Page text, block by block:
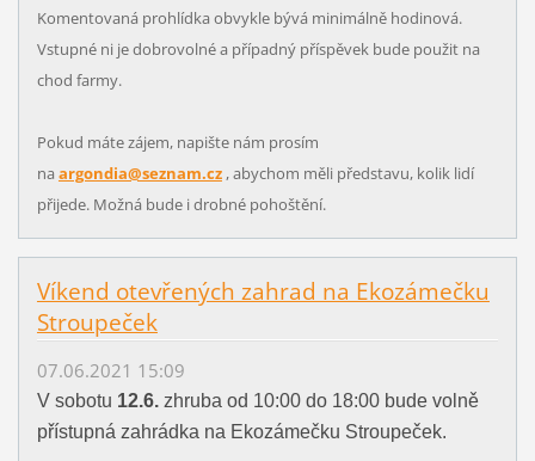
Komentovaná prohlídka obvykle bývá minimálně hodinová.
Vstupné ni je dobrovolné a případný příspěvek bude použit na
chod farmy.
Pokud máte zájem, napište nám prosím
na argondia@seznam.cz, abychom měli představu, kolik lidí
přijede. Možná bude i drobné pohoštění.
Víkend otevřených zahrad na Ekozámečku
Stroupeček
07.06.2021 15:09
V sobotu 12.6.zhruba od 10:00 do 18:00 bude volně
přístupná zahrádka na Ekozámečku Stroupeček.